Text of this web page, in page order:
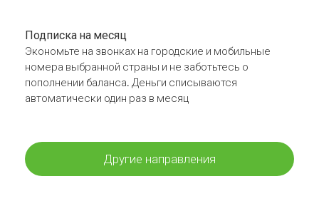
Подписка на месяц
Экономьте на звонках на городские и мобильные
номера выбранной страны и не заботьтесь о
пополнении баланса. Деньги списываются
автоматически один раз в месяц
Другие направления